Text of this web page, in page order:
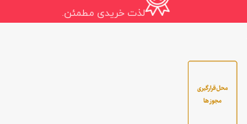
لذت خریدی مطمئن.